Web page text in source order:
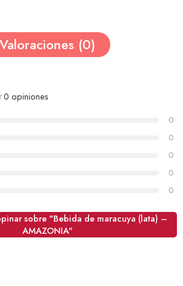
Valoraciones (0)
0 opiniones
0
0
0
0
0
sobre "Bebida de maracuya (lata) –
AMAZONIA"